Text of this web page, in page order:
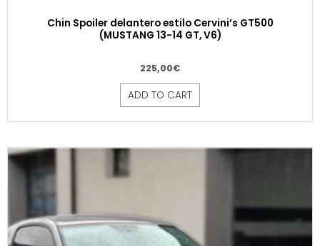
Chin Spoiler delantero estilo Cervini’s GT500
(MUSTANG 13-14 GT, V6)
225,00€
ADD TO CART